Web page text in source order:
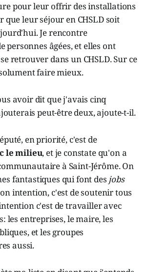
pour leur offrir des installations
que leur séjour en CHSLD soit
Je rencontre
personnes âgées, et elles ont
retrouver dans un CHSLD. Sur ce
faire mieux.
avoir dit que j'avais cinq
peut-être deux, ajoute-t-il.
en priorité, c'est de
le milieu, et je constate qu'on a
à Saint-Jérôme. On
fantastiques qui font des jobs
intention, c'est de soutenir tous
c'est de travailler avec
les entreprises, le maire, les
et les groupes
aussi.